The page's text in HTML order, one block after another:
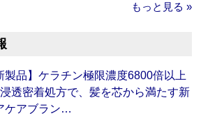
もっと見る »
製品】ケラチン極限濃度6800倍以上
透密着処方で、髪を芯から満たす新
ケアブラン…